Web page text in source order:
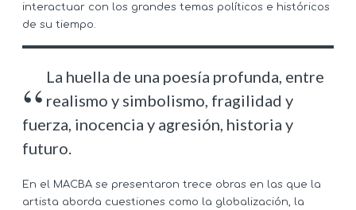
interactuar con los grandes temas políticos e históricos
de su tiempo.
La huella de una poesía profunda, entre
realismo y simbolismo, fragilidad y
fuerza, inocencia y agresión, historia y
futuro.
En el MACBA se presentaron trece obras en las que la
artista aborda cuestiones como la globalización, la